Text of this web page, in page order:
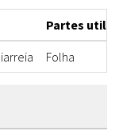
Partes
Folha